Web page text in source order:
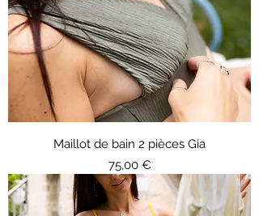
Maillot de bain 2 pièces Gia
Prix
75,00 €